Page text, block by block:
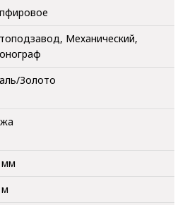
Механический,
Золото
мм